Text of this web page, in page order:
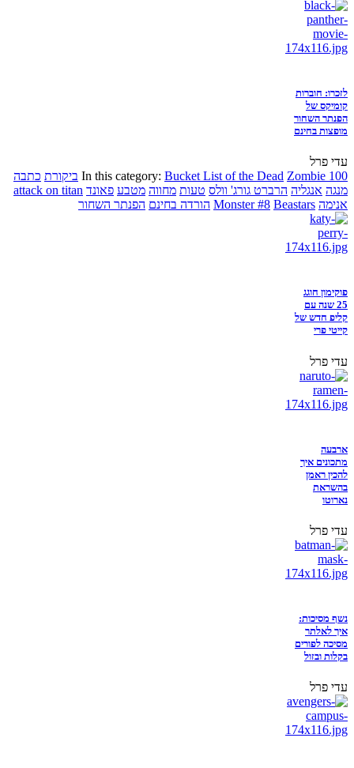
לזכרו: חוברות
קומיקס של
הפנתר השחור
מופצות בחינם
עדי פרל
In this category: Bucket List of the Dead Zombie 100 ביקורת כתבה
מנגה אנגליה הרברט גורג' וולס טעות מחווה מטבע פאונד attack on titan
אנימה
Monster #8 Beastars הורדה בחינם הפנתר השחור
פוקימון חוגג
25 שנה עם
קליפ חדש של
קייטי פרי
עדי פרל
ארבעה
מתכונים איך
להכין ראמן
בהשראת
נארוטו
עדי פרל
נשף מסיכות:
איך לאלתר
מסיכה לפורים
בקלות ובזול
עדי פרל